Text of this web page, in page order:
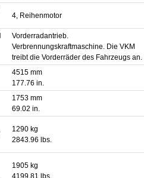
4, Reihenmotor
Vorderradantrieb.
Verbrennungskraftmaschine. Die VKM
treibt die Vorderräder des Fahrzeugs an.
4515 mm
177.76 in.
1753 mm
69.02 in.
1290 kg
2843.96 lbs.
1905 kg
4199.81 lbs.